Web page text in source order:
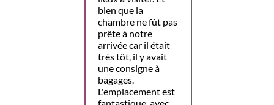
bien que la
chambre ne fût pas
prête à notre
arrivée car il était
très tôt, il y avait
une consigne à
bagages.
L'emplacement est
fantastique, avec